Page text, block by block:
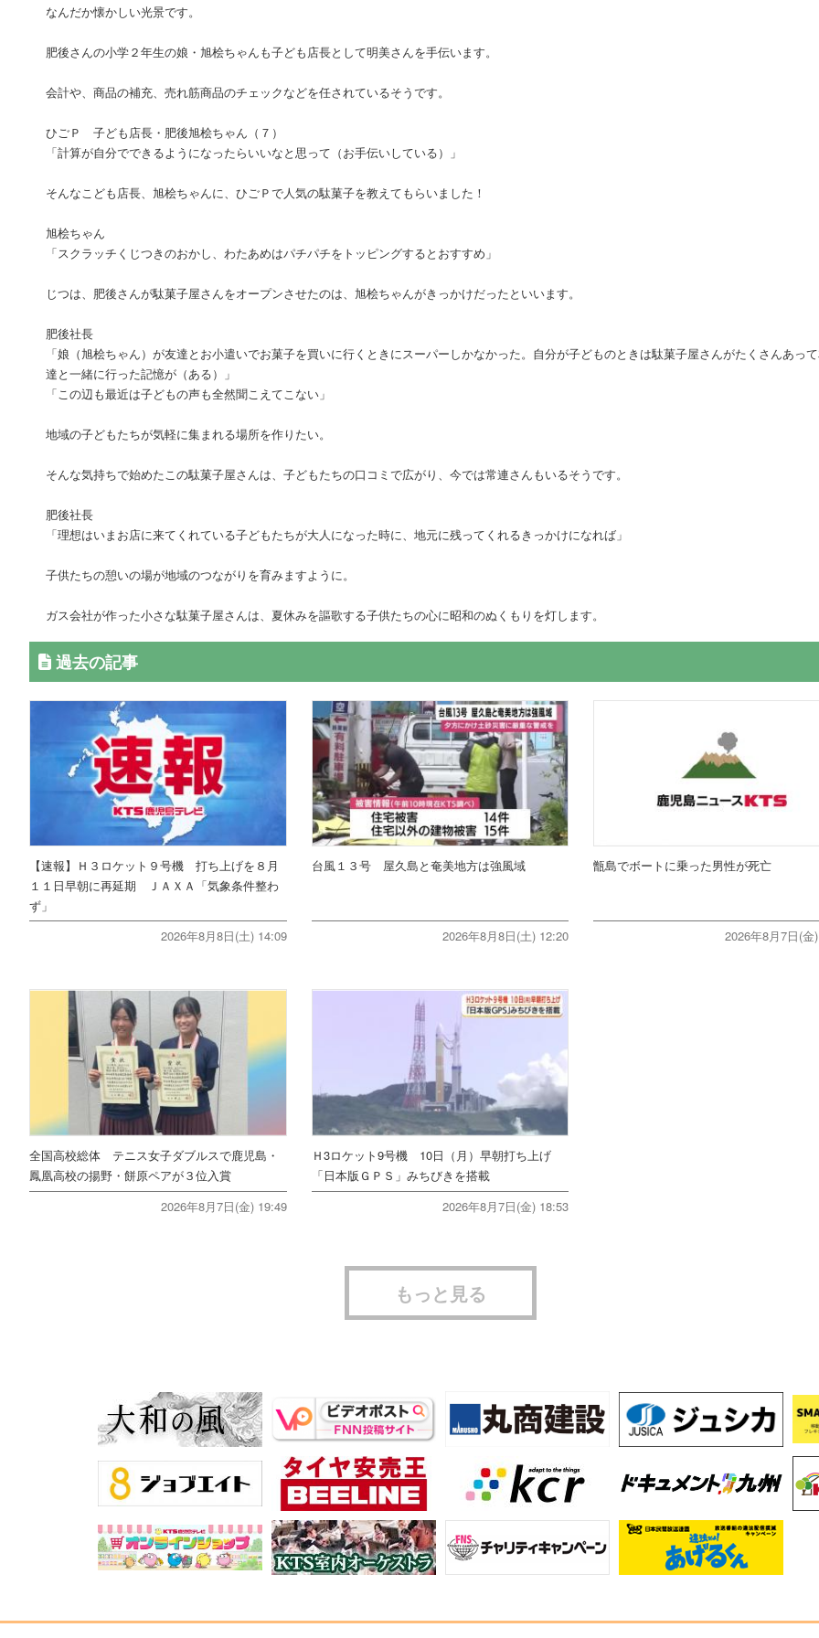
なんだか懐かしい光景です。
肥後さんの小学２年生の娘・旭桧ちゃんも子ども店長として明美さんを手伝います。
会計や、商品の補充、売れ筋商品のチェックなどを任されているそうです。
ひごＰ 子ども店長・肥後旭桧ちゃん（７）
「計算が自分でできるようになったらいいなと思って（お手伝いしている）」
そんなこども店長、旭桧ちゃんに、ひごＰで人気の駄菓子を教えてもらいました！
旭桧ちゃん
「スクラッチくじつきのおかし、わたあめはパチパチをトッピングするとおすすめ」
じつは、肥後さんが駄菓子屋さんをオープンさせたのは、旭桧ちゃんがきっかけだったといいます。
肥後社長
「娘（旭桧ちゃん）が友達とお小遣いでお菓子を買いに行くときにスーパーしかなかった。自分が子どものときは駄菓子屋さんがたくさんあっ
達と一緒に行った記憶が（ある）」
「この辺も最近は子どもの声も全然聞こえてこない」
地域の子どもたちが気軽に集まれる場所を作りたい。
そんな気持ちで始めたこの駄菓子屋さんは、子どもたちの口コミで広がり、今では常連さんもいるそうです。
肥後社長
「理想はいまお店に来てくれている子どもたちが大人になった時に、地元に残ってくれるきっかけになれば」
子供たちの憩いの場が地域のつながりを育みますように。
ガス会社が作った小さな駄菓子屋さんは、夏休みを謳歌する子供たちの心に昭和のぬくもりを灯します。
過去の記事
【速報】Ｈ３ロケット９号機 打ち上げを８月
１１日早朝に再延期 ＪＡＸＡ「気象条件整わ
ず」
2026年8月8日(土) 14:09
台風１３号 屋久島と奄美地方は強風域
2026年8月8日(土) 12:20
甑島でボートに乗った男性が死亡
2026年8月7日(金
全国高校総体 テニス女子ダブルスで鹿児島・
鳳凰高校の揚野・餅原ペアが３位入賞
2026年8月7日(金) 19:49
Ｈ3ロケット9号機 10日（月）早朝打ち上げ
「日本版ＧＰＳ」みちびきを搭載
2026年8月7日(金) 18:53
もっと見る